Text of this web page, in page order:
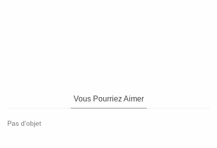
Vous Pourriez Aimer
Pas d'objet